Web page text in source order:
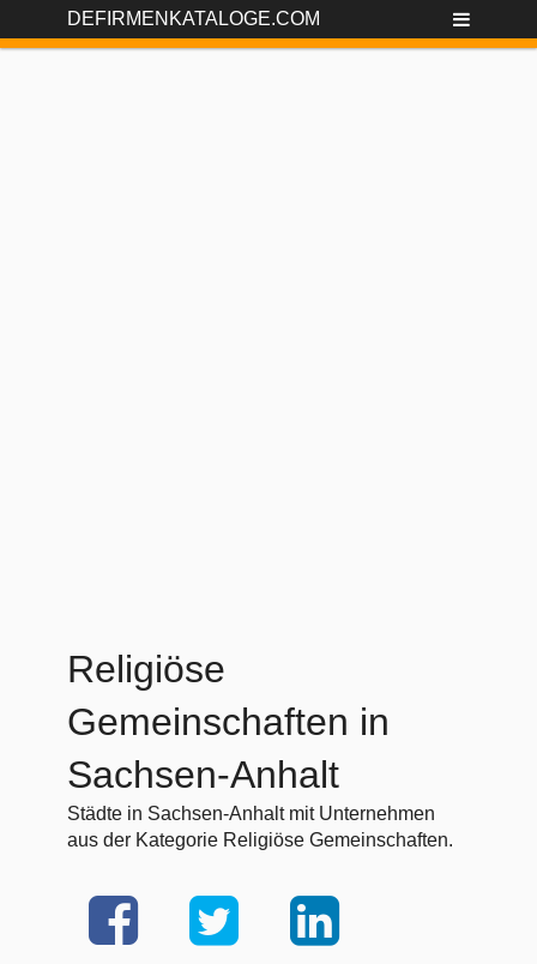
DEFIRMENKATALOGE.COM
Religiöse
Gemeinschaften in
Sachsen-Anhalt
Städte in Sachsen-Anhalt mit Unternehmen
aus der Kategorie Religiöse Gemeinschaften.